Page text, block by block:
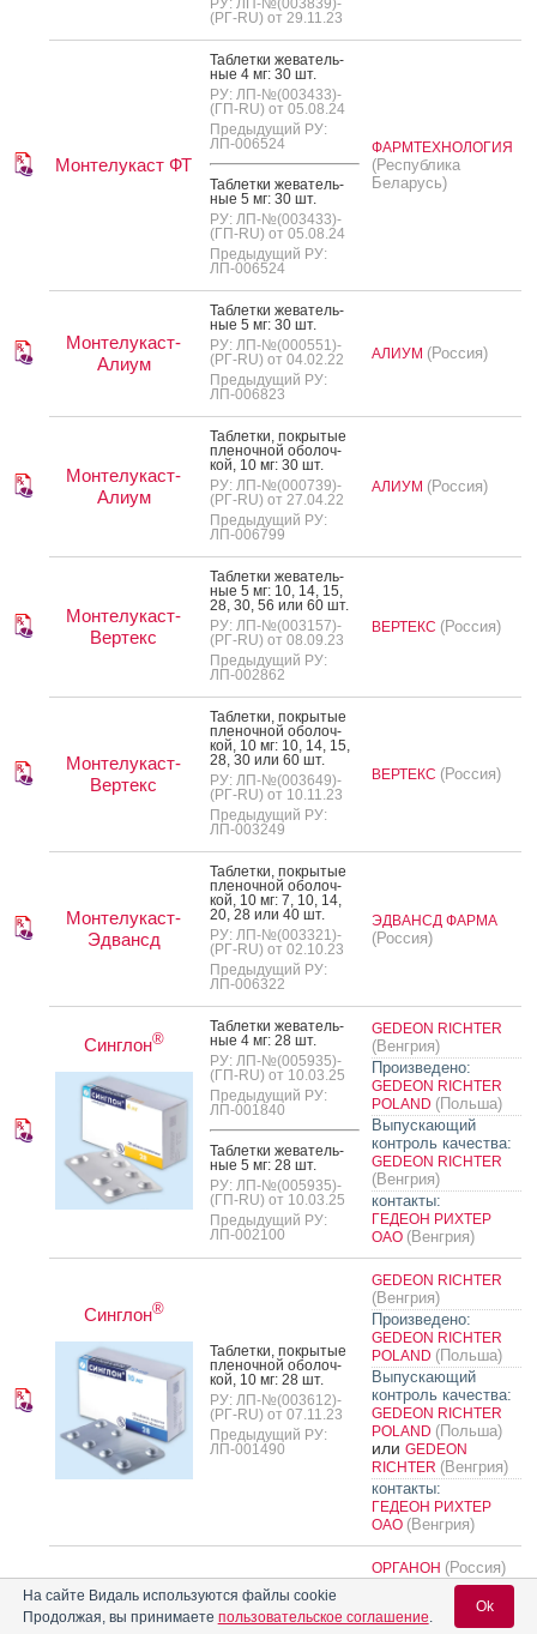
(РГ-RU) от 29.11.23
Монтелукаст ФТ
Таб­летки же­ватель­
ные 4 мг: 30 шт.
РУ: ЛП-№(003433)-
(ГП-RU) от 05.08.24
Предыдущий РУ:
ЛП-006524
Таб­летки же­ватель­
ные 5 мг: 30 шт.
РУ: ЛП-№(003433)-
(ГП-RU) от 05.08.24
Предыдущий РУ:
ЛП-006524
ФАРМТЕХНОЛОГИЯ
(Республика
Беларусь)
Монтелукаст-
Алиум
Таб­летки же­ватель­
ные 5 мг: 30 шт.
РУ: ЛП-№(000551)-
(РГ-RU) от 04.02.22
Предыдущий РУ:
ЛП-006823
АЛИУМ (Россия)
Монтелукаст-
Алиум
Таб­летки, пок­ры­тые
пле­ноч­ной обо­лоч­
кой, 10 мг: 30 шт.
РУ: ЛП-№(000739)-
(РГ-RU) от 27.04.22
Предыдущий РУ:
ЛП-006799
АЛИУМ (Россия)
Монтелукаст-
Вертекс
Таб­летки же­ватель­
ные 5 мг: 10, 14, 15,
28, 30, 56 или 60 шт.
РУ: ЛП-№(003157)-
(РГ-RU) от 08.09.23
Предыдущий РУ:
ЛП-002862
ВЕРТЕКС (Россия)
Монтелукаст-
Вертекс
Таб­летки, пок­ры­тые
пле­ноч­ной обо­лоч­
кой, 10 мг: 10, 14, 15,
28, 30 или 60 шт.
РУ: ЛП-№(003649)-
(РГ-RU) от 10.11.23
Предыдущий РУ:
ЛП-003249
ВЕРТЕКС (Россия)
Монтелукаст-
Эдвансд
Таб­летки, пок­ры­тые
пле­ноч­ной обо­лоч­
кой, 10 мг: 7, 10, 14,
20, 28 или 40 шт.
РУ: ЛП-№(003321)-
(РГ-RU) от 02.10.23
Предыдущий РУ:
ЛП-006322
ЭДВАНСД ФАРМА
(Россия)
Синглон®
Таб­летки же­ватель­
ные 4 мг: 28 шт.
РУ: ЛП-№(005935)-
(ГП-RU) от 10.03.25
Предыдущий РУ:
ЛП-001840
Таб­летки же­ватель­
ные 5 мг: 28 шт.
РУ: ЛП-№(005935)-
(ГП-RU) от 10.03.25
Предыдущий РУ:
ЛП-002100
GEDEON RICHTER
(Венгрия)
Произведено:
GEDEON RICHTER
POLAND (Польша)
Выпускающий
контроль качества:
GEDEON RICHTER
(Венгрия)
контакты:
ГЕДЕОН РИХТЕР
ОАО (Венгрия)
Синглон®
Таб­летки, пок­ры­тые
пле­ноч­ной обо­лоч­
кой, 10 мг: 28 шт.
РУ: ЛП-№(003612)-
(РГ-RU) от 07.11.23
Предыдущий РУ:
ЛП-001490
GEDEON RICHTER
(Венгрия)
Произведено:
GEDEON RICHTER
POLAND (Польша)
Выпускающий
контроль качества:
GEDEON RICHTER
POLAND (Польша)
или GEDEON
RICHTER (Венгрия)
контакты:
ГЕДЕОН РИХТЕР
ОАО (Венгрия)
ОРГАНОН (Россия)
Произведено:
ORGANON PHARMA
(UK)
На сайте Видаль используются файлы cookie
Продолжая, вы принимаете пользовательское соглашение.
Ok